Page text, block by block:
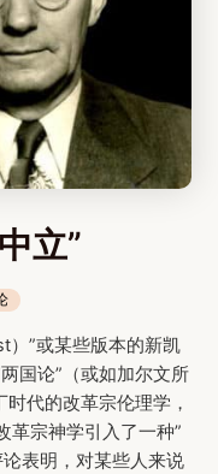
立”
）”或某些版本的新凯
国论”（或如加尔文所
代的改革宗伦理学，
革宗神学引入了一种”
表明，对某些人来说